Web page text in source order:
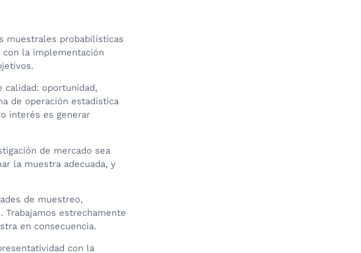
muestrales probabilísticas
la implementación
calidad: oportunidad,
de operación estadística
interés es generar
de mercado sea
la muestra adecuada, y
de muestreo,
estrechamente
en consecuencia.
con la